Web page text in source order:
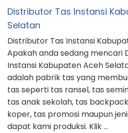
Distributor Tas Instansi
Selatan
Distributor Tas Instansi
Apakah anda sedang mencari
Instansi Kabupaten Aceh
adalah pabrik tas yang
tas seperti tas ransel, tas
tas anak sekolah, tas
koper, tas promosi maupun
dapat kami produksi. Klik …